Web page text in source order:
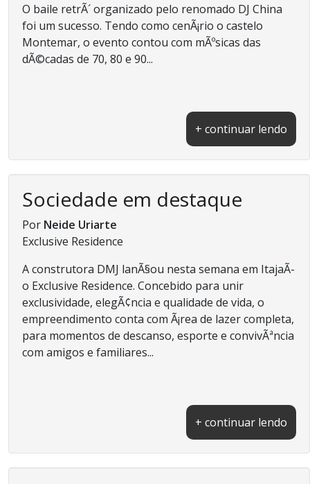
O baile retrÃ´ organizado pelo renomado DJ China
foi um sucesso. Tendo como cenÃ¡rio o castelo
Montemar, o evento contou com mÃºsicas das
dÃ©cadas de 70, 80 e 90...
+ continuar lendo
Sociedade em destaque
Por Neide Uriarte
Exclusive Residence
A construtora DMJ lanÃ§ou nesta semana em ItajaÃ­
o Exclusive Residence. Concebido para unir
exclusividade, elegÃ¢ncia e qualidade de vida, o
empreendimento conta com Ã¡rea de lazer completa,
para momentos de descanso, esporte e convivÃªncia
com amigos e familiares...
+ continuar lendo